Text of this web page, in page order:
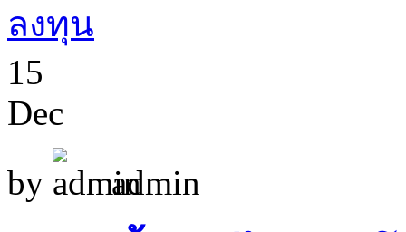
ลงทุน
15
Dec
by
admin